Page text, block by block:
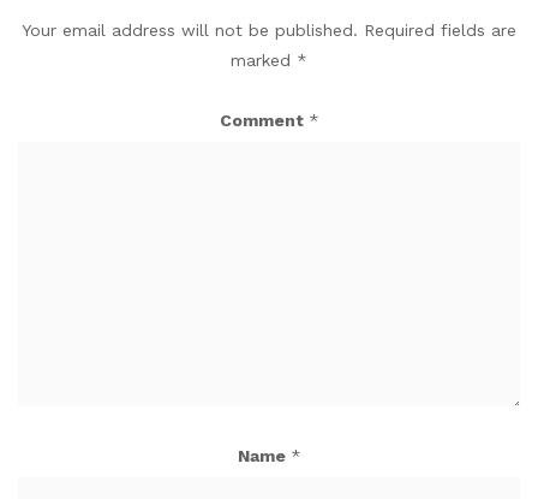
Your email address will not be published. Required fields are
marked *
Comment *
Name *